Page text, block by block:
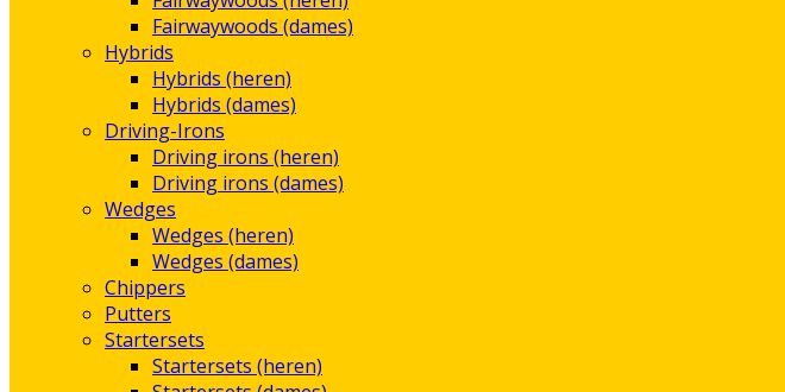
Fairwaywoods (dames)
Hybrids
Hybrids (heren)
Hybrids (dames)
Driving-Irons
Driving irons (heren)
Driving irons (dames)
Wedges
Wedges (heren)
Wedges (dames)
Chippers
Putters
Startersets
Startersets (heren)